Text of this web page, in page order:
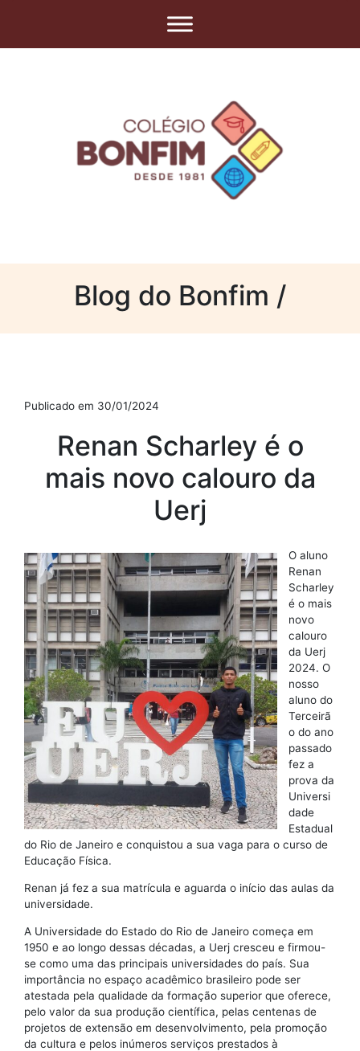
Blog do Bonfim /
Publicado em 30/01/2024
Renan Scharley é o
mais novo calouro da
Uerj
O aluno
Renan
Scharley
é o mais
novo
calouro
da Uerj
2024. O
nosso
aluno do
Terceirã
o do ano
passado
fez a
prova da
Universi
dade
Estadual
do Rio de Janeiro e conquistou a sua vaga para o curso de
Educação Física.
Renan já fez a sua matrícula e aguarda o início das aulas da
universidade.
A Universidade do Estado do Rio de Janeiro começa em
1950 e ao longo dessas décadas, a Uerj cresceu e firmou-
se como uma das principais universidades do país. Sua
importância no espaço acadêmico brasileiro pode ser
atestada pela qualidade da formação superior que oferece,
pelo valor da sua produção científica, pelas centenas de
projetos de extensão em desenvolvimento, pela promoção
da cultura e pelos inúmeros serviços prestados à